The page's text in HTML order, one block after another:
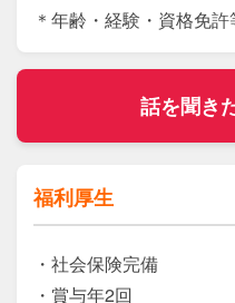
＊年齢・経験・資格免
話を聞き
福利厚生
・社会保険完備
・賞与年2回